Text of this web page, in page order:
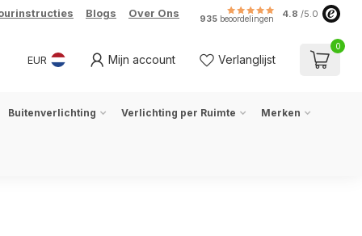
Blogs Over Ons 935 beoordelingen 4.8 /5.0
EUR Mijn account Verlanglijst
0
Buitenverlichting Verlichting per Ruimte Merken